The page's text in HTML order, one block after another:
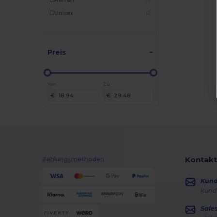
Produkt JACK & JONES
Seasons (1)
Stanley®
Unisex
Preis
Von
€
Zu
€
Zahlungsmethoden
Sales